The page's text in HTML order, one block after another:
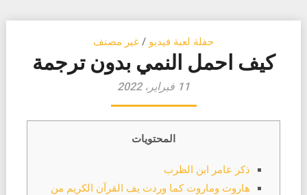
حفلة لعبة فيديو / غير مصنف
كيف احمل النمي بدون ترجمة
11 فبراير، 2022
المحتويات
ذكر عامر ابن الظرب
هاروت وماروت كما وردت يف القرآن الكريم من